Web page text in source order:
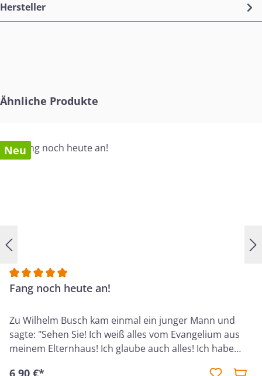
Hersteller
Produktgalerie überspringen
Ähnliche Produkte
Neu
Durchschnittliche Bewertung von 5 von 5 Sternen
Fang noch heute an!
Zu Wilhelm Busch kam einmal ein junger Mann und
sagte: "Sehen Sie! Ich weiß alles vom Evangelium aus
meinem Elternhaus! Ich glaube auch alles! Ich habe